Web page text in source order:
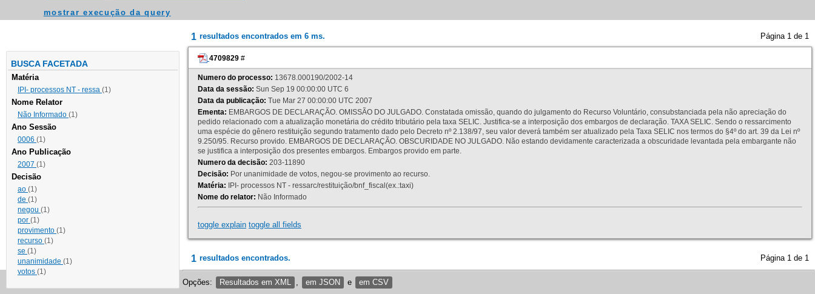
mostrar execução da query
BUSCA FACETADA
Matéria
IPI- processos NT - ressa (1)
Nome Relator
Não Informado (1)
Ano Sessão
0006 (1)
Ano Publicação
2007 (1)
Decisão
ao (1)
de (1)
negou (1)
por (1)
provimento (1)
recurso (1)
se (1)
unanimidade (1)
votos (1)
1 resultados encontrados em 6 ms. Página 1 de 1
4709829 #
Numero do processo: 13678.000190/2002-14
Data da sessão: Sun Sep 19 00:00:00 UTC 6
Data da publicação: Tue Mar 27 00:00:00 UTC 2007
Ementa: EMBARGOS DE DECLARAÇÃO. OMISSÃO DO JULGADO. Constatada omissão, quando do julgamento do Recurso Voluntário, consubstanciada pela não apreciação do
pedido relacionado com a atualização monetária do crédito tributário pela taxa SELIC. Justifica-se a interposição dos embargos de declaração. TAXA SELIC. Sendo o ressarcimento
uma espécie do gênero restituição segundo tratamento dado pelo Decreto nº 2.138/97, seu valor deverá também ser atualizado pela Taxa SELIC nos termos do §4º do art. 39 da Lei nº
9.250/95. Recurso provido. EMBARGOS DE DECLARAÇÃO. OBSCURIDADE NO JULGADO. Não estando devidamente caracterizada a obscuridade levantada pela embargante não
se justifica a interposição dos presentes embargos. Embargos provido em parte.
Numero da decisão: 203-11890
Decisão: Por unanimidade de votos, negou-se provimento ao recurso.
Matéria: IPI- processos NT - ressarc/restituição/bnf_fiscal(ex.:taxi)
Nome do relator: Não Informado
toggle explain toggle all fields
1 resultados encontrados. Página 1 de 1
Opções: Resultados em XML em JSON e em CSV